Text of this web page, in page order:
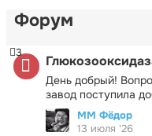
Форум
День добрый!
завод поступила
3
ММ Фёдор
13 июля '26